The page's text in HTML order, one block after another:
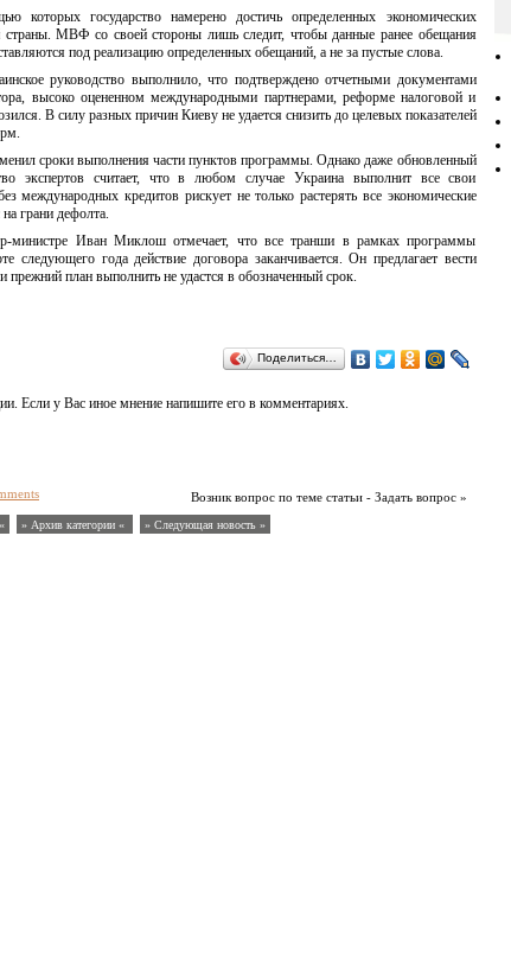
которых государство намерено достичь определенных экономических
страны. МВФ со своей стороны лишь следит, чтобы данные ранее обещания
под реализацию определенных обещаний, а не за пустые слова.
руководство выполнило, что подтверждено отчетными документами
высоко оцененном международными партнерами, реформе налоговой и
В силу разных причин Киеву не удается снизить до целевых показателей
сроки выполнения части пунктов программы. Однако даже обновленный
экспертов считает, что в любом случае Украина выполнит все свои
международных кредитов рискует не только растерять все экономические
грани дефолта.
министре Иван Миклош отмечает, что все транши в рамках программы
следующего года действие договора заканчивается. Он предлагает вести
план выполнить не удастся в обозначенный срок.
Поделиться…
Если у Вас иное мнение напишите его в комментариях.
Возник вопрос по теме статьи - Задать вопрос »
» Архив категории « » Следующая новость »